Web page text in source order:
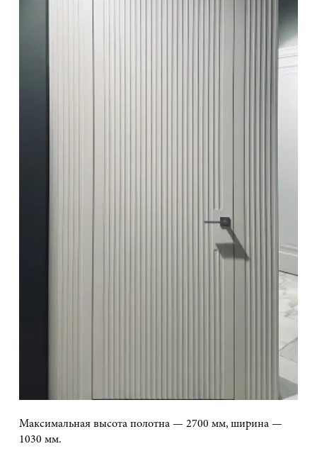
Максимальная высота полотна — 2700 мм, ширина —
1030 мм.